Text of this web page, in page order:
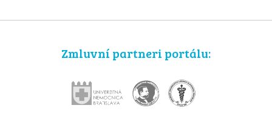
Zmluvní partneri portálu: